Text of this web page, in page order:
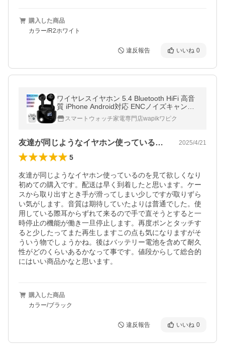
購入した商品
カラー/R2ホワイト
違反報告 いいね 0
ワイヤレスイヤホン 5.4 Bluetooth HiFi 高音
質 iPhone Android対応 ENCノイズキャンセ
リング 自動ペア ワイヤレス イヤホン 2024
最新版 プレゼント
スマートウォッチ家電専門店wapikワピク
友達が同じようなイヤホン使っているのを… 2025/4/21
5
友達が同じようなイヤホン使っているのを見て欲しくなり
初めての購入です。配送は早く到着したと思います。ケー
スから取り出すとき手が滑ってしまい少しですが取りずら
い気がします。音質は期待していたよりは普通でした。使
用している際耳からずれて来るので手で直そうとすると一
時停止の機能が働き一旦停止します。再度ポンとタッチす
ると少したってまた再生しますこの点も気になりますがそ
ういう物でしょうかね。後はバッテリー電池を含めて耐久
性がどのくらいあるかなって事です。値段からして総合的
にはいい商品かなと思います。
購入した商品
カラー/ブラック
違反報告 いいね 0